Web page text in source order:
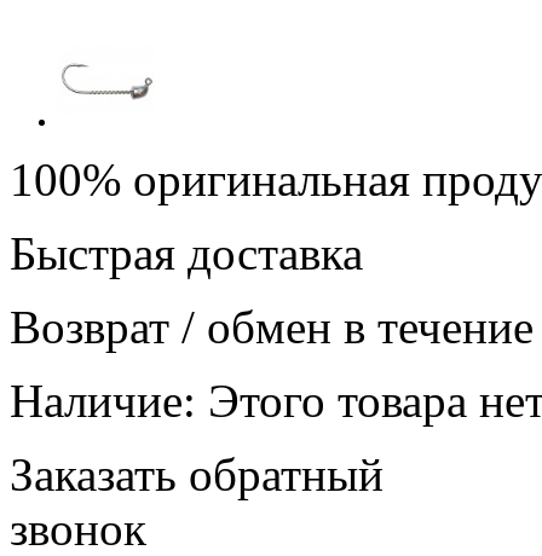
100% оригинальная
Быстрая доставка
Возврат / обмен в
Наличие: Этого товара
Заказать обратный
звонок